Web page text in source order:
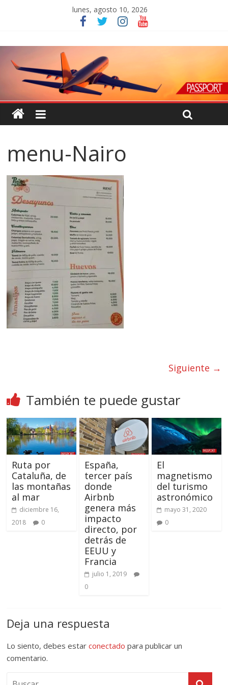
lunes, agosto 10, 2026
menu-Nairo
Siguiente →
También te puede gustar
Ruta por
Cataluña, de
las montañas
al mar
diciembre 16,
2018
0
España,
tercer país
donde
Airbnb
genera más
impacto
directo, por
detrás de
EEUU y
Francia
julio 1, 2019
0
El
magnetismo
del turismo
astronómico
mayo 31, 2020
0
Deja una respuesta
Lo siento, debes estarconectado para publicar un
comentario.